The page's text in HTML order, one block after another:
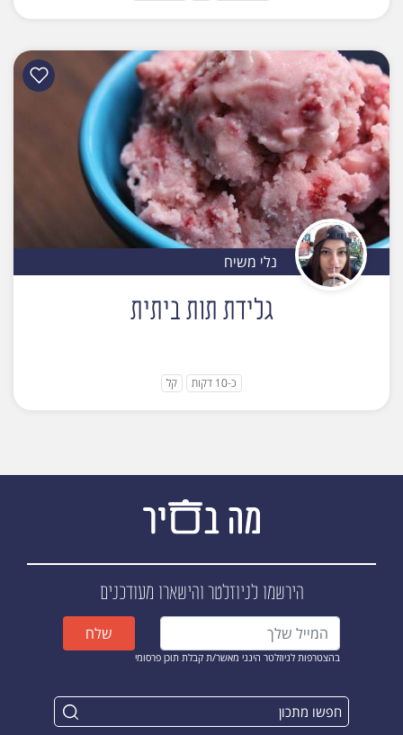
נלי משיח
גלידת תות ביתית
כ-10 דקות קל
הירשמו לניוזלטרוהישארו מעודכנים
בהצטרפות לניוזלטר הינני מאשר/ת קבלת תוכן פרסומי
שלח